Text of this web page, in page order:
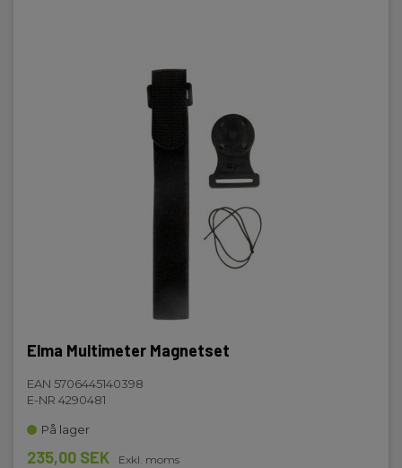
Elma Multimeter Magnetset
EAN 5706445140398
E-NR 4290481
På lager
235,00 SEK Exkl. moms